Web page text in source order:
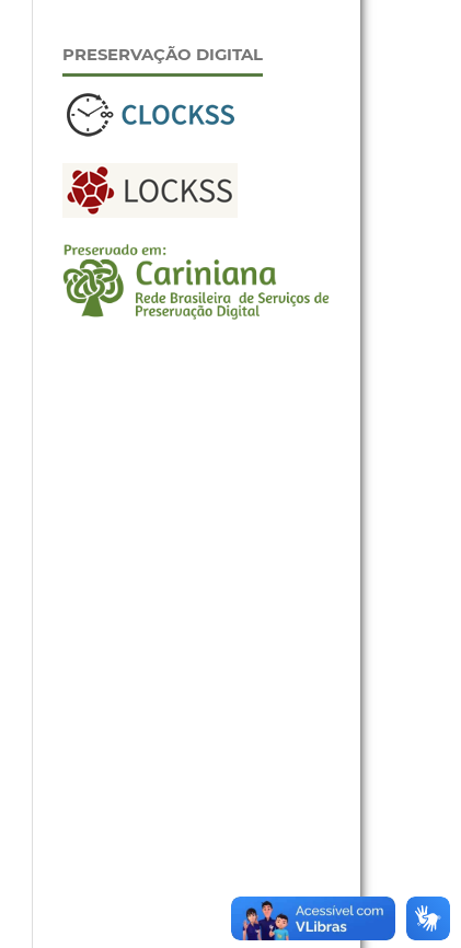
PRESERVAÇÃO DIGITAL